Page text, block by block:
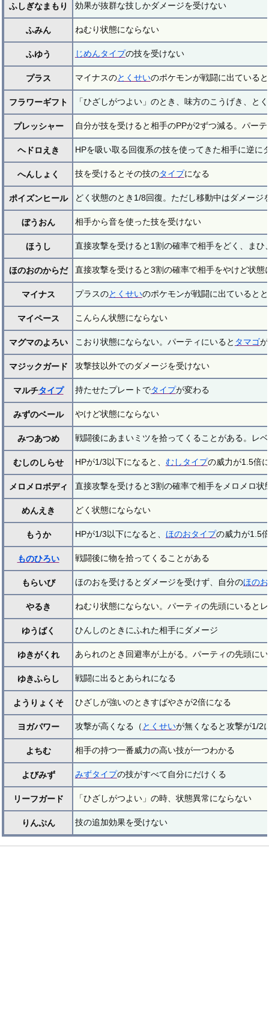
ふしぎなまもり 効果が抜群な技しかダメージを受けない
ふみん ねむり状態にならない
ふゆう じめんタイプの技を受けない
プラス マイナスのとくせいのポケモンが戦闘に出ている
フラワーギフト 「ひざしがつよい」のとき、味方のこうげき、と
プレッシャー 自分が技を受けると相手のPPが2ずつ減る。パー
ヘドロえき HPを吸い取る回復系の技を使ってきた相手に逆に
へんしょく 技を受けるとその技のタイプになる
ポイズンヒール どく状態のとき1/8回復。ただし移動中はダメージ
ぼうおん 相手から音を使った技を受けない
ほうし 直接攻撃を受けると1割の確率で相手をどく、まひ
ほのおのからだ 直接攻撃を受けると3割の確率で相手をやけど状態
マイナス プラスのとくせいのポケモンが戦闘に出ていると
マイペース こんらん状態にならない
マグマのよろい こおり状態にならない。パーティにいると タマゴ
マジックガード 攻撃技以外でのダメージを受けない
マルチタイプ 持たせたプレートでタイプが変わる
みずのベール やけど状態にならない
みつあつめ 戦闘後にあまいミツを拾ってくることがある。レ
むしのしらせ HPが1/3以下になると、 むしタイプの威力が1.5倍
メロメロボディ 直接攻撃を受けると3割の確率で相手をメロメロ
めんえき どく状態にならない
もうか HPが1/3以下になると、 ほのおタイプの威力が1.5
ものひろい 戦闘後に物を拾ってくることがある
もらいび ほのおを受けるとダメージを受けず、自分のほの
やるき ねむり状態にならない。パーティの先頭にいると
ゆうばく ひんしのときにふれた相手にダメージ
ゆきがくれ あられのとき回避率が上がる。パーティの先頭に
ゆきふらし 戦闘に出るとあられになる
ようりょくそ ひざしが強いのときすばやさが2倍になる
ヨガパワー 攻撃が高くなる（ とくせいが無くなると攻撃が1/2
よちむ 相手の持つ一番威力の高い技が一つわかる
よびみず みずタイプの技がすべて自分にだけくる
リーフガード 「ひざしがつよい」の時、状態異常にならない
りんぷん 技の追加効果を受けない